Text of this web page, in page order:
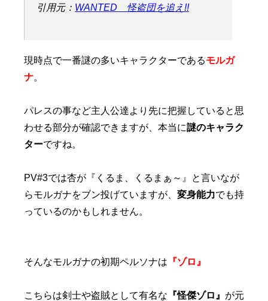
引用元： WANTED 怪盗団を追え!!
現時点で一番謎の多いキャラクターであるモルガ
ナ。
パレスの事など主人公達より先に把握していると思
わせる部分が確認できますが、本当に謎のキャラク
ターですね。
PV#3では杏が『くるま、くるまぁ～』と言いなが
らモルガナをブン投げていますが、 変身能力でも持
っているのかもしれません。
そんなモルガナの初期ペルソナは 『ゾロ』
こちらは剣士や盗賊として有名な 『怪傑ゾロ』 が元